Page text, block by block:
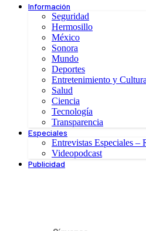
Información
Seguridad
Hermosillo
México
Sonora
Mundo
Deportes
Entretenimiento y Cultura
Salud
Ciencia
Tecnología
Transparencia
Especiales
Entrevistas Especiales –
Videopodcast
Publicidad